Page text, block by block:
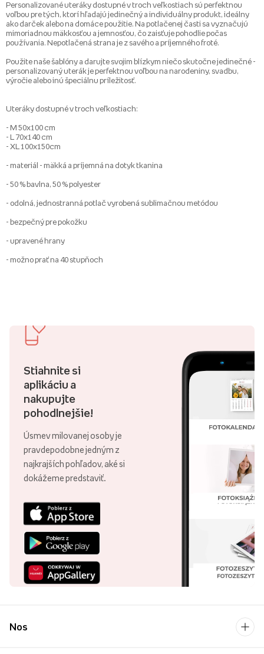
Personalizované uteráky dostupné v troch veľkostiach sú perfektnou
voľbou pre tých, ktorí hľadajú jedinečný a individuálny produkt, ideálny
ako darček alebo na domáce použitie. Na potlačenej časti sa vyznačujú
mimoriadnou mäkkosťou a jemnosťou, čo zaisťuje pohodlie počas
používania. Nepotlačená strana je z savého a príjemného froté.
Použite naše šablóny a darujte svojim blízkym niečo skutočne jedinečné -
personalizovaný uterák je perfektnou voľbou na narodeniny, svadbu,
výročie alebo inú špeciálnu príležitosť.
Uteráky dostupné v troch veľkostiach:
- M 50x100 cm
- L 70x140 cm
- XL 100x150cm
- materiál - mäkká a príjemná na dotyk tkanina
- 50 % bavlna, 50 % polyester
- odolná, jednostranná potlač vyrobená sublimačnou metódou
- bezpečný pre pokožku
- upravené hrany
- možno prať na 40 stupňoch
Stiahnite si
aplikáciu a
nakupujte
pohodlnejšie!
Úsmev milovanej osoby je
pravdepodobne jedným z
najkrajších pohľadov, aké si
dokážeme predstaviť.
Nos